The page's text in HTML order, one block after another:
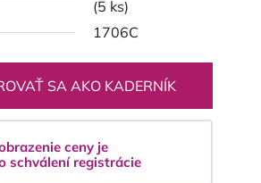
(5 ks)
1706C
SA AKO KADERNÍK
ceny je
schválení registrácie